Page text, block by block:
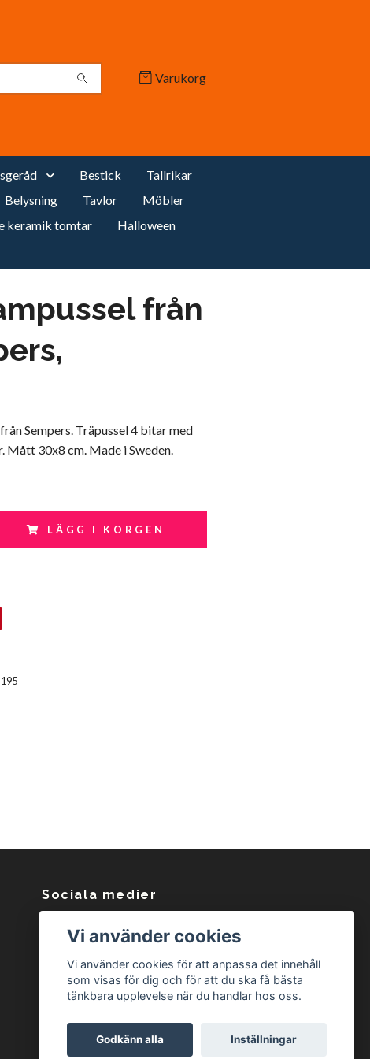
Varukorg
Bestick
Tallrikar
Belysning Tavlor
Möbler
keramik tomtar
Halloween
från
Sempers. Träpussel 4 bitar med
Mått 30x8 cm. Made i Sweden.
LÄGG I KORGEN
Sociala medier
Facebook
Vi använder cookies
Vi använder cookies för att anpassa det innehåll
som visas för dig och för att du ska få bästa
tänkbara upplevelse när du handlar hos oss.
Godkänn alla Inställningar